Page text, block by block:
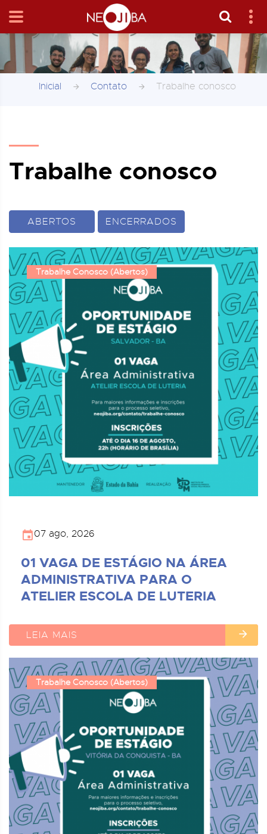
Inicial Contato Trabalhe conosco
Trabalhe conosco
ABERTOS ENCERRADOS
Trabalhe Conosco (Abertos)
07 ago, 2026
01 VAGA DE ESTÁGIO NA ÁREA
ADMINISTRATIVA PARA O
ATELIER ESCOLA DE LUTERIA
LEIA MAIS
Trabalhe Conosco (Abertos)